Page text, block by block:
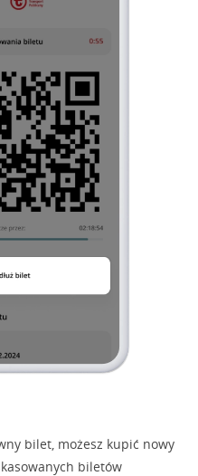
bilet, możesz kupić nowy
biletów